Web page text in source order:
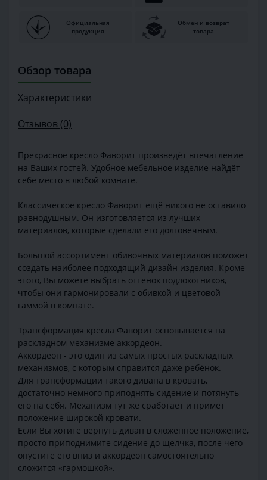
Официальная
продукция
Обмен и возврат
товара
Обзор товара
Характеристики
Отзывов (0)
Прекрасное кресло Фаворит произведёт впечатление
на Ваших гостей. Удобное мебельное изделие найдёт
себе место в любой комнате.
Классическое кресло Фаворит ещё никого не оставило
равнодушным. Он изготовляется из лучших
материалов, которые сделали его долговечным.
Большой ассортимент обивочных материалов поможет
создать наиболее подходящий дизайн изделия. Кроме
этого, Вы можете выбрать оттенок подлокотников,
чтобы они гармонировали с обивкой и цветовой
гаммой в комнате.
Трансформация кресла Фаворит основывается на
раскладном механизме аккордеон.
Аккордеон - это один из самых простых раскладных
механизмов, с которым справится даже ребёнок.
Для трансформации такого дивана в кровать,
достаточно немного приподнять сидение и потянуть
его на себя. Механизм тут же сработает и примет
положение широкой кровати.
Если Вы хотите вернуть диван в сложенное положение,
просто приподнимите сидение до щелчка, после чего
опустите его вниз и аккордеон самостоятельно
сложится «гармошкой».